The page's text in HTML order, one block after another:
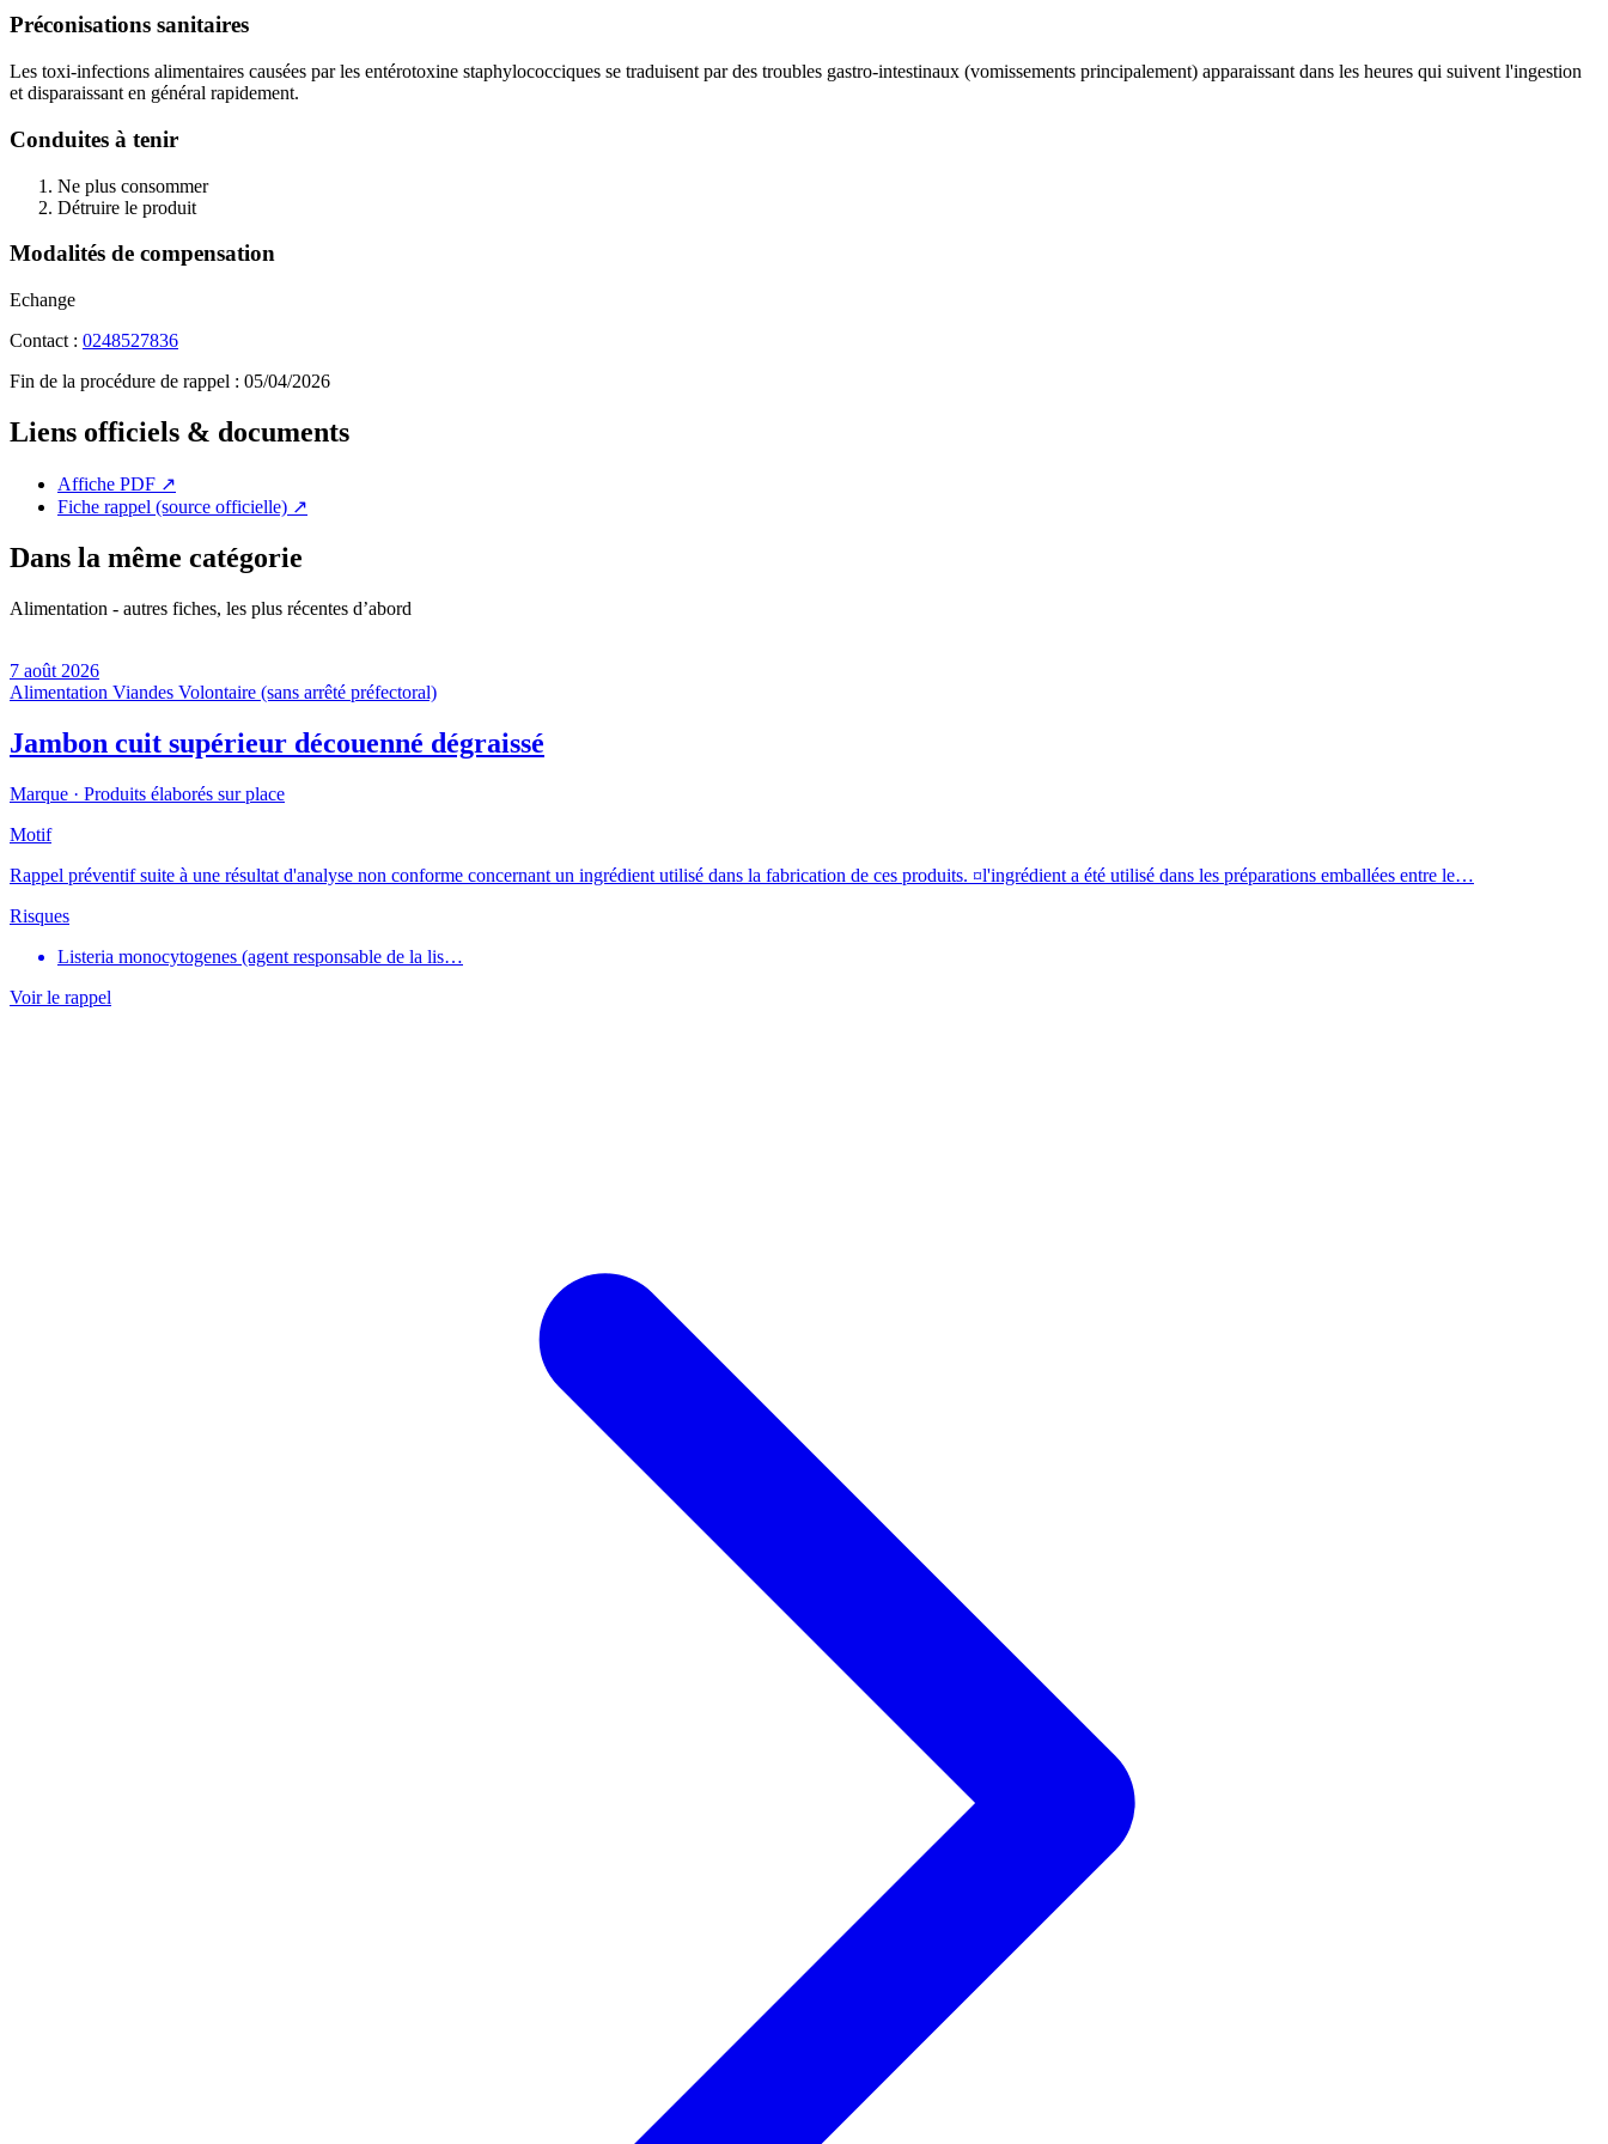
Préconisations sanitaires
Les toxi-infections alimentaires causées par les entérotoxine staphylococciques se traduisent par des troubles gastro-intestinaux (vomissements principalement) apparaissant dans les heures qui suivent l'ingestion
et disparaissant en général rapidement.
Conduites à tenir
Ne plus consommer
Détruire le produit
Modalités de compensation
Echange
Contact : 0248527836
Fin de la procédure de rappel : 05/04/2026
Liens officiels & documents
Affiche PDF ↗
Fiche rappel (source officielle) ↗
Dans la même catégorie
Alimentation - autres fiches, les plus récentes d’abord
7 août 2026
Alimentation Viandes Volontaire (sans arrêté préfectoral)
Jambon cuit supérieur découenné dégraissé
Marque · Produits élaborés sur place
Motif
Rappel préventif suite à une résultat d'analyse non conforme concernant un ingrédient utilisé dans la fabrication de ces produits. ¤l'ingrédient a été utilisé dans les préparations emballées entre le…
Risques
Listeria monocytogenes (agent responsable de la lis…
Voir le rappel